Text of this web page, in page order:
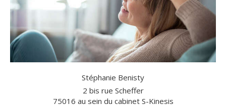
Stéphanie Benisty
2 bis rue Scheffer
75016 au sein du cabinet S-Kinesis